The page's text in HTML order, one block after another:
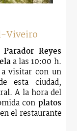
Viveiro
Parador Reyes
a las 10:00 h.
a visitar con un
esta ciudad,
A la hora del
con platos
el restaurante